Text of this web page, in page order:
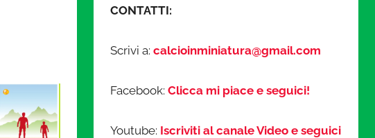
CONTATTI:
Scrivi a:calcioinminiatura@gmail.com
Facebook:Clicca mi piace e seguici!
Youtube: Iscriviti al canale Video e seguici